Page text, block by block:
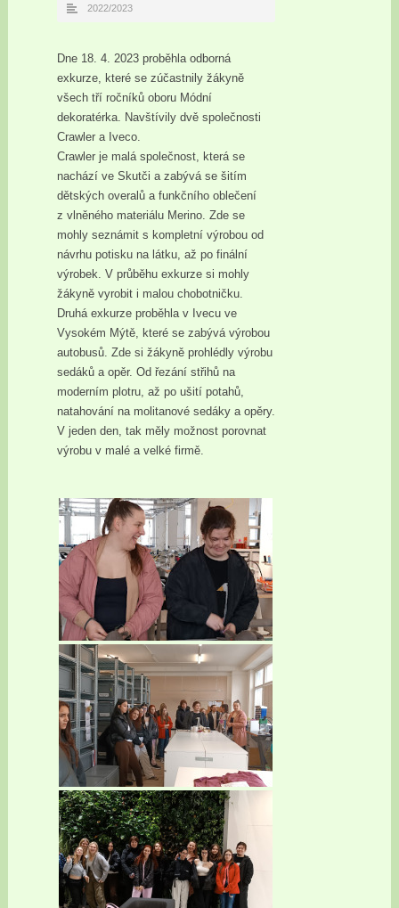
2022/2023
Dne 18. 4. 2023 proběhla odborná
exkurze, které se zúčastnily žákyně
všech tří ročníků oboru Módní
dekoratérka. Navštívily dvě společnosti
Crawler a Iveco.
Crawler je malá společnost, která se
nachází ve Skutči a zabývá se šitím
dětských overalů a funkčního oblečení
z vlněného materiálu Merino. Zde se
mohly seznámit s kompletní výrobou od
návrhu potisku na látku, až po finální
výrobek. V průběhu exkurze si mohly
žákyně vyrobit i malou chobotničku.
Druhá exkurze proběhla v Ivecu ve
Vysokém Mýtě, které se zabývá výrobou
autobusů. Zde si žákyně prohlédly výrobu
sedáků a opěr. Od řezání střihů na
moderním plotru, až po ušití potahů,
natahování na molitanové sedáky a opěry.
V jeden den, tak měly možnost porovnat
výrobu v malé a velké firmě.